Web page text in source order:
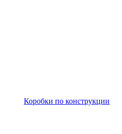
Коробки по конструкции